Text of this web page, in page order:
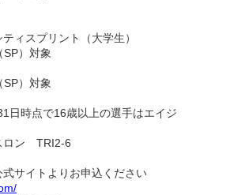
ィスプリント（大学生）
）対象
）対象
時点で16歳以上の選手はエイジ
ロン TRI2-6
サイトよりお申込ください